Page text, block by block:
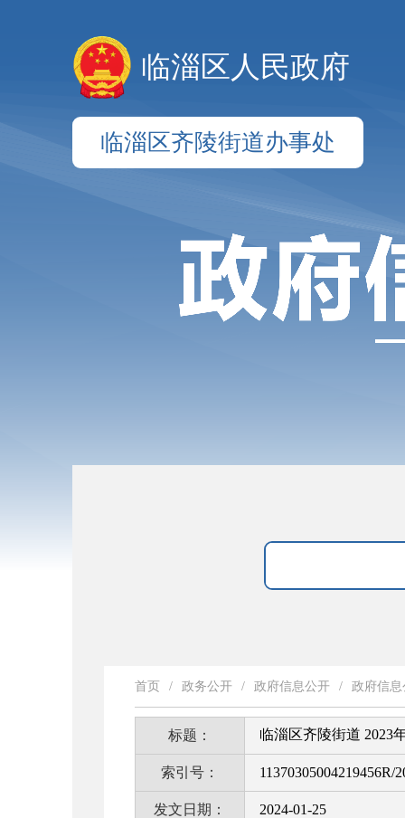
临淄区人民政府
临淄区齐陵街道办事处
首页 / 政务公开 / 政府信息公开 / 政府信
标题： 临淄区齐陵街道 2023
索引号： 11370305004219456R/
发文日期： 2024-01-25